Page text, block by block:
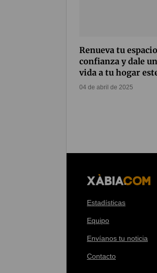
Renueva tu
confianza y dale
vida a tu hogar
04 de abril de 2025
Estadísticas
Equipo
Envíanos tu noticia
Contacto